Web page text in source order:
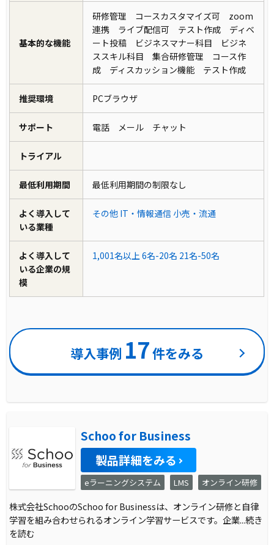
基本的な機能
研修管理 コースカスタマイズ可 zoom
連携 ライブ配信可 テスト作成 ディベ
ート投稿 ビジネスマナー科目 ビジネ
ススキル科目 集合研修管理 コース作
成 ディスカッション機能 テスト作成
推奨環境 PCブラウザ
サポート 電話 メール チャット
トライアル
最低利用期間 最低利用期間の制限なし
よく導入して
いる業種
その他 IT・情報通信 小売・流通
よく導入して
いる企業の規
模
1,001名以上 6名-20名 21名-50名
導入事例 17件をみる
Schoo for Business
製品詳細をみる
eラーニングシステム LMS オンライン研修
株式会社SchooのSchoo for Businessは、オンライン研修と自律
学習を組み合わせられるオンライン学習サービスです。企業...続き
を読む